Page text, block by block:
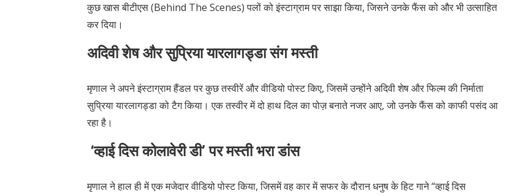
कुछ खास बीटीएस (Behind The Scenes) पलों को इंस्टाग्राम पर साझा किया, जिसने उनके फैंस को और भी उत्साहित
कर दिया।
अदिवी शेष और सुप्रिया यारलागड्डा संग मस्ती
मृणाल ने अपने इंस्टाग्राम हैंडल पर कुछ तस्वीरें और वीडियो पोस्ट किए, जिसमें उन्होंने अदिवी शेष और फिल्म की निर्माता
सुप्रिया यारलागड्डा को टैग किया। एक तस्वीर में दो हाथ दिल का पोज़ बनाते नजर आए, जो उनके फैंस को काफी पसंद आ
रहा है।
‘व्हाई दिस कोलावेरी डी’ पर मस्ती भरा डांस
मृणाल ने हाल ही में एक मजेदार वीडियो पोस्ट किया, जिसमें वह कार में सफर के दौरान धनुष के हिट गाने “व्हाई दिस